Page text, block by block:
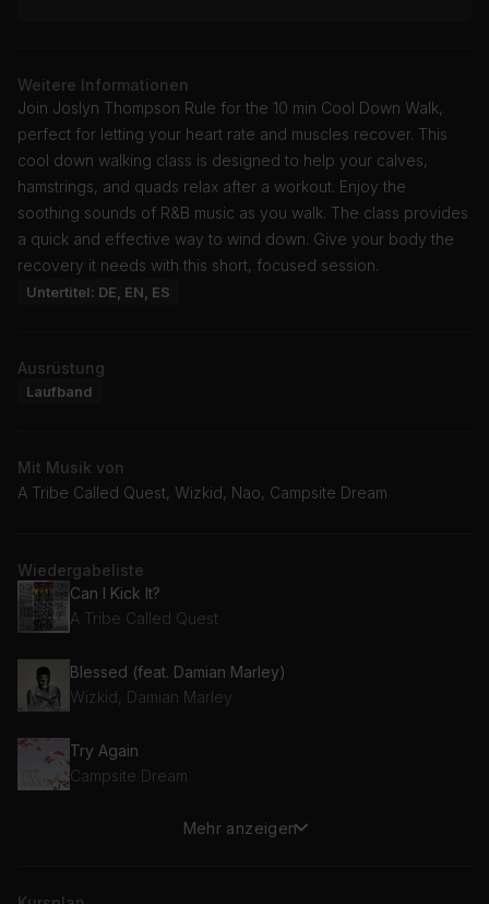
Weitere Informationen
Join Joslyn Thompson Rule for the 10 min Cool Down Walk,
perfect for letting your heart rate and muscles recover. This
cool down walking class is designed to help your calves,
hamstrings, and quads relax after a workout. Enjoy the
soothing sounds of R&B music as you walk. The class provides
a quick and effective way to wind down. Give your body the
recovery it needs with this short, focused session.
Untertitel: DE, EN, ES
Ausrüstung
Laufband
Mit Musik von
A Tribe Called Quest, Wizkid, Nao, Campsite Dream
Wiedergabeliste
Can I Kick It?
A Tribe Called Quest
Blessed (feat. Damian Marley)
Wizkid, Damian Marley
Try Again
Campsite Dream
Another LifetimeMehr anzeigen